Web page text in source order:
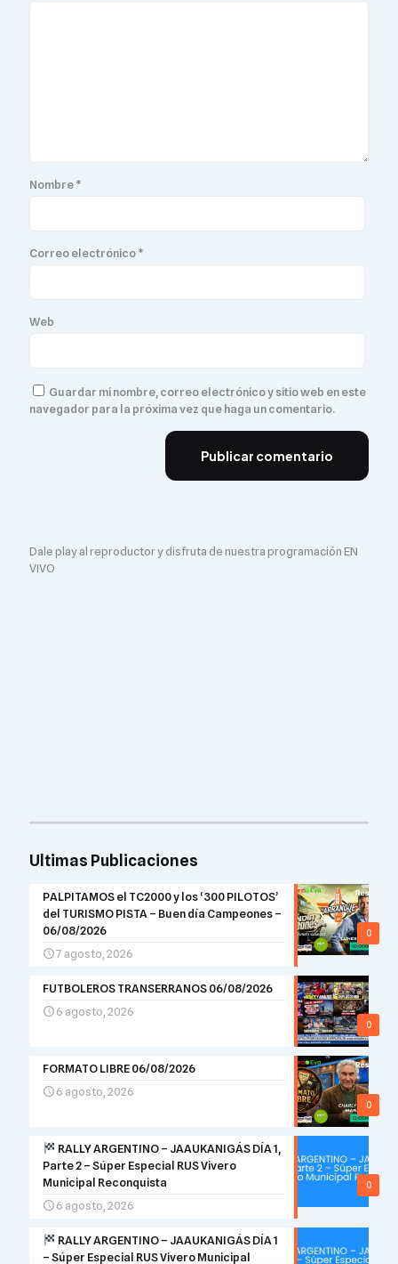
Nombre*
Correo electrónico*
Web
Guardar mi nombre, correo electrónico y sitio web en este
navegador para la próxima vez que haga un comentario.
Dale play al reproductor y disfruta de nuestra programación EN
VIVO
Ultimas Publicaciones
0
PALPITAMOS el TC2000 y los ‘300 PILOTOS’
del TURISMO PISTA – Buen día Campeones –
06/08/2026
7 agosto, 2026
0
FUTBOLEROS TRANSERRANOS 06/08/2026
6 agosto, 2026
0
FORMATO LIBRE 06/08/2026
6 agosto, 2026
0
RALLY ARGENTINO – JAAUKANIGÁS DÍA 1,
Parte 2 – Súper Especial RUS Vivero
Municipal Reconquista
6 agosto, 2026
RALLY ARGENTINO – JAAUKANIGÁS DÍA 1
– Súper Especial RUS Vivero Municipal